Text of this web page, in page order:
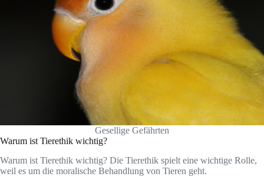
Gesellige Gefährten
Warum ist Tierethik wichtig?
Warum ist Tierethik wichtig? Die Tierethik spielt eine wichtige Rolle,
weil es um die moralische Behandlung von Tieren geht.